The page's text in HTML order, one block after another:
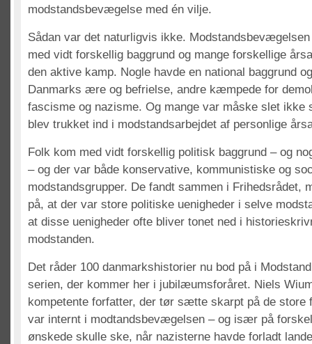
modstandsbevægelse med én vilje.
Sådan var det naturligvis ikke.
med vidt forskellig baggrund og mange forskellige
den aktive kamp. Nogle havde en national baggrund
Danmarks ære og befrielse, andre kæmpede for
fascisme og nazisme. Og mange var måske slet ikke
blev trukket ind i modstandsarbejdet af personlige
Folk kom med vidt forskellig politisk baggrund – og
– og der var både konservative, kommunistiske og
modstandsgrupper. De fandt sammen i Frihedsrådet,
på, at der var store politiske uenigheder i selve
at disse uenigheder ofte bliver tonet ned i
modstanden.
Det råder 100 danmarkshistorier nu bod på i
serien, der kommer her i jubilæumsforåret. Niels
kompetente forfatter, der tør sætte skarpt på de store
var internt i modtandsbevægelsen – og især på
ønskede skulle ske, når nazisterne havde forladt